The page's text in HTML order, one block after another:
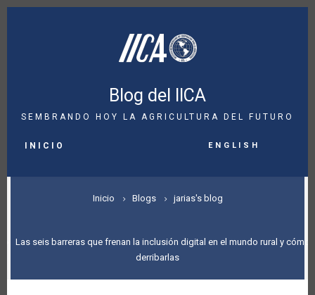
Pasar
Blog del IICA
SEMBRANDO HOY LA AGRICULTURA DEL FUTURO
NAVIGATION
INICIO English
SOBRESCRIBIR
DE
AYUDA
Inicio Blogs jarias's blog
Las seis barreras que frenan la inclusión digital en el mundo rural y cómo
derribarlas